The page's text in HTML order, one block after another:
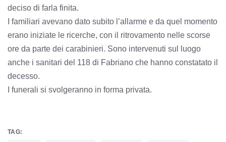
deciso di farla finita.
I familiari avevano dato subito l’allarme e da quel momento
erano iniziate le ricerche, con il ritrovamento nelle scorse
ore da parte dei carabinieri. Sono intervenuti sul luogo
anche i sanitari del 118 di Fabriano che hanno constatato il
decesso.
I funerali si svolgeranno in forma privata.
TAG: